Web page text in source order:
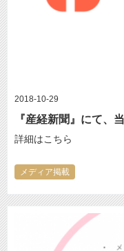
2018-10-29
『産経新聞』にて、
詳細はこちら
メディア掲載